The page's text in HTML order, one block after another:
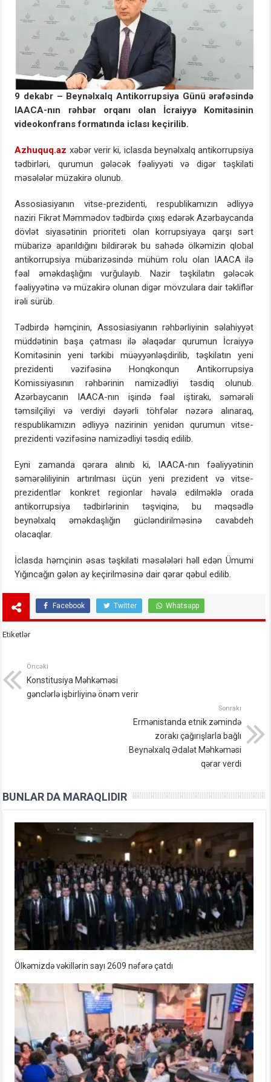
9 dekabr – Beynəlxalq Antikorrupsiya Günü ərəfəsində
IAACA-nın rəhbər orqanı olan İcraiyyə Komitəsinin
videokonfrans formatında iclası keçirilib.
Azhuquq.az xəbər verir ki, iclasda beynəlxalq antikorrupsiya
tədbirləri, qurumun gələcək fəaliyyəti və digər təşkilati
məsələlər müzakirə olunub.
Assosiasiyanın vitse-prezidenti, respublikamızın ədliyyə
naziri Fikrət Məmmədov tədbirdə çıxış edərək Azərbaycanda
dövlət siyasətinin prioriteti olan korrupsiyaya qarşı sərt
mübarizə aparıldığını bildirərək bu sahədə ölkəmizin qlobal
antikorrupsiya mübarizəsində mühüm rolu olan IAACA ilə
fəal əməkdaşlığını vurğulayıb. Nazir təşkilatın gələcək
fəaliyyətinə və müzakirə olunan digər mövzulara dair təkliflər
irəli sürüb.
Tədbirdə həmçinin, Assosiasiyanın rəhbərliyinin səlahiyyət
müddətinin başa çatması ilə əlaqədar qurumun İcraiyyə
Komitəsinin yeni tərkibi müəyyənləşdirilib, təşkilatın yeni
prezidenti vəzifəsinə Honqkonqun Antikorrupsiya
Komissiyasının rəhbərinin namizədliyi təsdiq olunub.
Azərbaycanın IAACA-nın işində fəal iştirakı, səmərəli
təmsilçiliyi və verdiyi dəyərli töhfələr nəzərə alınaraq,
respublikamızın ədliyyə nazirinin yenidən qurumun vitse-
prezidenti vəzifəsinə namizədliyi təsdiq edilib.
Eyni zamanda qərara alınıb ki, IAACA-nın fəaliyyətinin
səmərəliliyinin artırılması üçün yeni prezident və vitse-
prezidentlər konkret regionlar həvalə edilməklə orada
antikorrupsiya tədbirlərinin təşviqinə, bu məqsədlə
beynəlxalq əməkdaşlığın gücləndirilməsinə cavabdeh
olacaqlar.
İclasda həmçinin əsas təşkilati məsələləri həll edən Ümumi
Yığıncağın gələn ay keçirilməsinə dair qərar qəbul edilib.
Facebook Twitter Whatsapp
Etiketlər
Öncəki
Konstitusiya Məhkəməsi
gənclərlə işbirliyinə önəm verir
Sonrakı
Ermənistanda etnik zəmində
zorakı çağırışlarla bağlı
Beynəlxalq Ədalət Məhkəməsi
qərar verdi
BUNLAR DA MARAQLIDIR
Ölkəmizdə vəkillərin sayı 2609 nəfərə çatdı